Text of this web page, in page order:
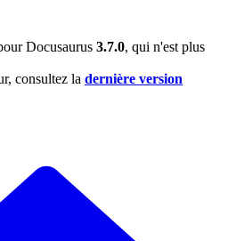
Docusaurus 3.7.0, qui n'est plus
consultez la dernière version